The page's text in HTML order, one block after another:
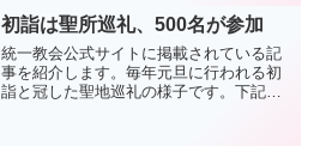
いう印を受けるのに余りある息子娘とな
るように承諾し...
初詣は聖所巡礼、500名が参加
統一教会公式サイトに掲載されている記
事を紹介します。毎年元旦に行われる初
詣と冠した聖地巡礼の様子です。下記は